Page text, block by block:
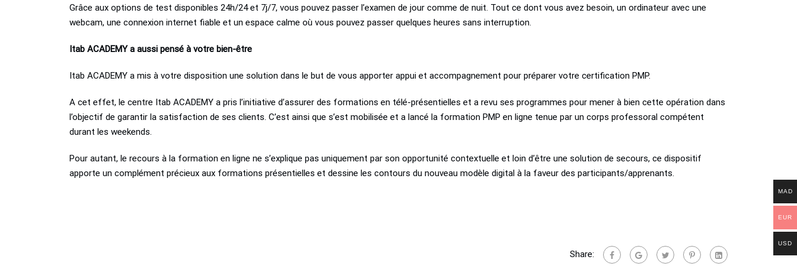
Grâce aux options de test disponibles 24h/24 et 7j/7, vous pouvez passer l’examen de jour comme de nuit. Tout ce dont vous avez besoin, un ordinateur avec une
webcam, une connexion internet fiable et un espace calme où vous pouvez passer quelques heures sans interruption.
Itab ACADEMY a aussi pensé à votre bien-être
Itab ACADEMY a mis à votre disposition une solution dans le but de vous apporter appui et accompagnement pour préparer votre certification PMP.
A cet effet, le centre Itab ACADEMY a pris l’initiative d’assurer des formations en télé-présentielles et a revu ses programmes pour mener à bien cette opération dans
l’objectif de garantir la satisfaction de ses clients. C’est ainsi que s’est mobilisée et a lancé la formation PMP en ligne tenue par un corps professoral compétent
durant les weekends.
Pour autant, le recours à la formation en ligne ne s’explique pas uniquement par son opportunité contextuelle et loin d’être une solution de secours, ce dispositif
apporte un complément précieux aux formations présentielles et dessine les contours du nouveau modèle digital à la faveur des participants/apprenants.
Share:
MAD
EUR
USD